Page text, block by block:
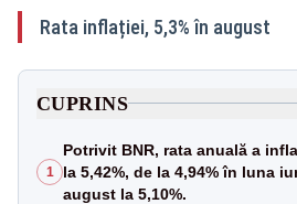
Rata inflației, 5,3% în august
CUPRINS
1
Potrivit BNR, rata anuală a
la 5,42%, de la 4,94% în luna
august la 5,10%.